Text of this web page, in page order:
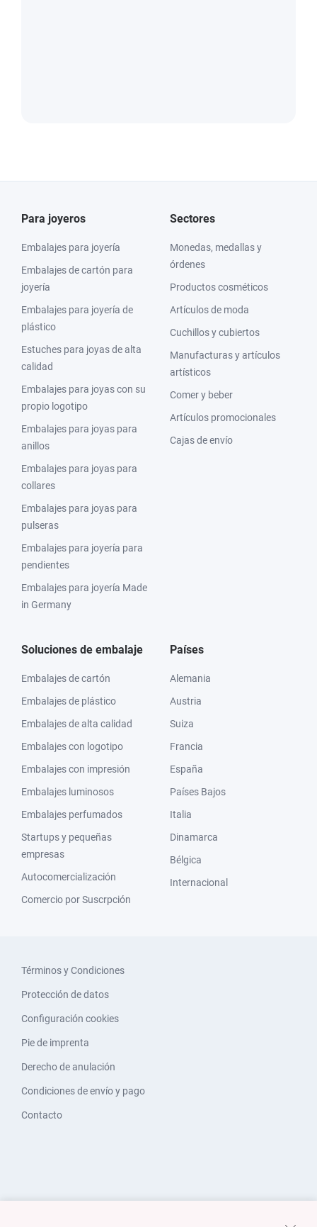
Para joyeros
Embalajes para joyería
Embalajes de cartón para
joyería
Embalajes para joyería de
plástico
Estuches para joyas de alta
calidad
Embalajes para joyas con su
propio logotipo
Embalajes para joyas para
anillos
Embalajes para joyas para
collares
Embalajes para joyas para
pulseras
Embalajes para joyería para
pendientes
Embalajes para joyería Made
in Germany
Sectores
Monedas, medallas y
órdenes
Productos cosméticos
Artículos de moda
Cuchillos y cubiertos
Manufacturas y artículos
artísticos
Comer y beber
Artículos promocionales
Cajas de envío
Soluciones de embalaje
Embalajes de cartón
Embalajes de plástico
Embalajes de alta calidad
Embalajes con logotipo
Embalajes con impresión
Embalajes luminosos
Embalajes perfumados
Startups y pequeñas
empresas
Autocomercialización
Comercio por Suscrpción
Países
Alemania
Austria
Suiza
Francia
España
Países Bajos
Italia
Dinamarca
Bélgica
Internacional
Términos y Condiciones
Protección de datos
Configuración cookies
Pie de imprenta
Derecho de anulación
Condiciones de envío y pago
Contacto